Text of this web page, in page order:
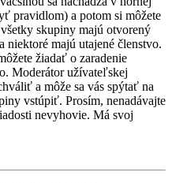
pravidlom) a potom si môžete
skupiny majú otvorený
niektoré majú utajené členstvo.
žiadať o zaradenie
Moderátor užívateľskej
a môže sa vás spýtať na
vstúpiť. Prosím, nenadávajte
nevyhovie. Má svoj